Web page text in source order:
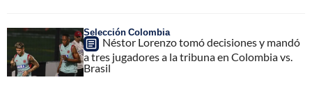
Selección Colombia
Néstor Lorenzo tomó decisiones y mandó
a tres jugadores a la tribuna en Colombia vs.
Brasil